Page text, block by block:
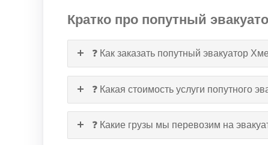
Кратко про попутный
❓ Как заказать попутный эвакуатор
❓ Какая стоимость услуги попутного
❓ Какие грузы мы перевозим на